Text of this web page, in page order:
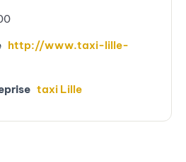
http://www.taxi-lille-
taxi Lille